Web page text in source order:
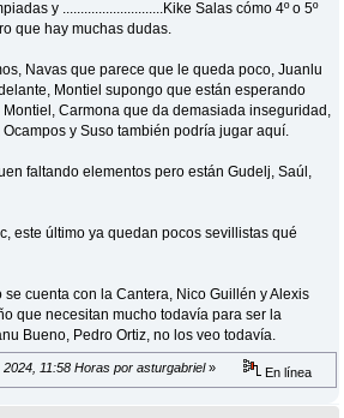
y ............................Kike Salas cómo 4º o 5º
que hay muchas dudas.
Navas que parece que le queda poco, Juanlu
Montiel supongo que están esperando
Carmona que da demasiada inseguridad,
y Suso también podría jugar aquí.
faltando elementos pero están Gudelj, Saúl,
este último ya quedan pocos sevillistas qué
cuenta con la Cantera, Nico Guillén y Alexis
que necesitan mucho todavía para ser la
Bueno, Pedro Ortiz, no los veo todavía.
11:58 Horas por asturgabriel» En línea